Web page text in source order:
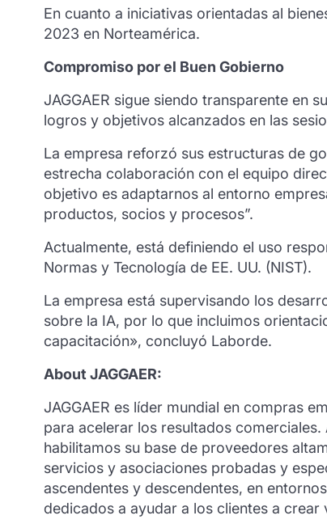
En cuanto a iniciativas orientadas al
2023 en Norteamérica.
Compromiso por el Buen Gobierno
JAGGAER sigue siendo transparente en
logros y objetivos alcanzados en las
La empresa reforzó sus estructuras de
estrecha colaboración con el equipo
objetivo es adaptarnos al entorno
productos, socios y procesos”.
Actualmente, está definiendo el uso
Normas y Tecnología de EE. UU. (NIST).
La empresa está supervisando los
sobre la IA, por lo que incluimos
capacitación», concluyó Laborde.
About JAGGAER:
JAGGAER es líder mundial en compras
para acelerar los resultados
habilitamos su base de proveedores
servicios y asociaciones probadas y
ascendentes y descendentes, en
dedicados a ayudar a los clientes a